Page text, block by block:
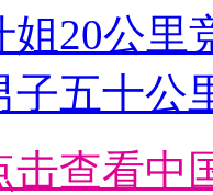
20公里
子五十公
击查看中